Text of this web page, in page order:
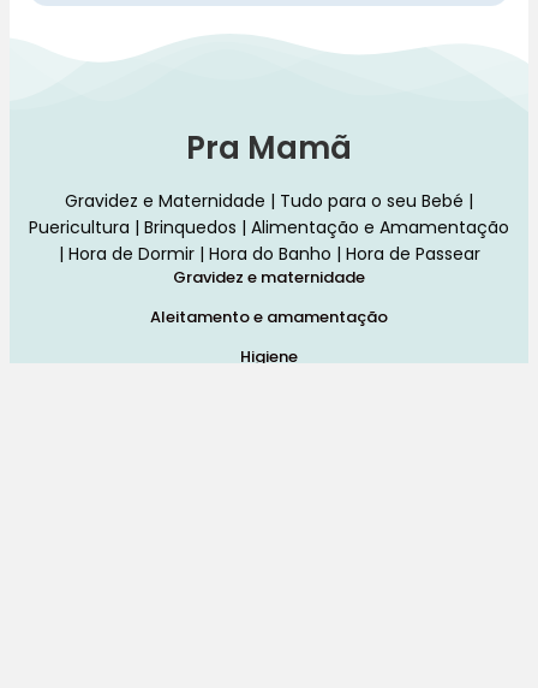
Pra Mamã
Gravidez e Maternidade | Tudo para o seu Bebé |
Puericultura | Brinquedos | Alimentação e Amamentação
| Hora de Dormir | Hora do Banho | Hora de Passear
Gravidez e maternidade
Aleitamento e amamentação
Higiene